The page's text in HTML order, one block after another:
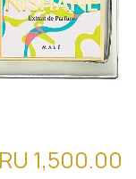
1,500.00